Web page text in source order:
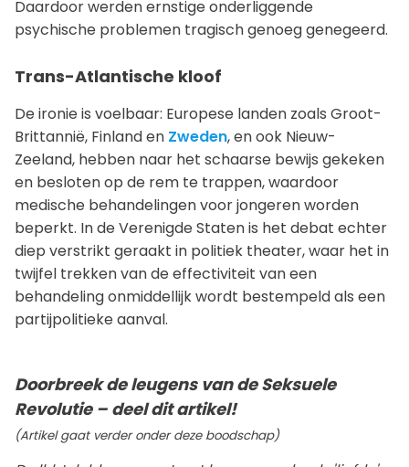
Daardoor werden ernstige onderliggende
psychische problemen tragisch genoeg genegeerd.
Trans-Atlantische kloof
De ironie is voelbaar: Europese landen zoals Groot-
Brittannië, Finland en Zweden, en ook Nieuw-
Zeeland, hebben naar het schaarse bewijs gekeken
en besloten op de rem te trappen, waardoor
medische behandelingen voor jongeren worden
beperkt. In de Verenigde Staten is het debat echter
diep verstrikt geraakt in politiek theater, waar het in
twijfel trekken van de effectiviteit van een
behandeling onmiddellijk wordt bestempeld als een
partijpolitieke aanval.
Doorbreek de leugens van de Seksuele
Revolutie – deel dit artikel!
(Artikel gaat verder onder deze boodschap)